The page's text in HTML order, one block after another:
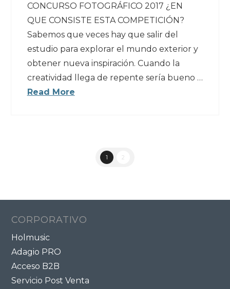
CONCURSO FOTOGRÁFICO 2017 ¿EN
QUE CONSISTE ESTA COMPETICIÓN?
Sabemos que veces hay que salir del
estudio para explorar el mundo exterior y
obtener nueva inspiración. Cuando la
creatividad llega de repente sería bueno …
Read More
1 2
CORPORATIVO
Holmusic
Adagio PRO
Acceso B2B
Servicio Post Venta